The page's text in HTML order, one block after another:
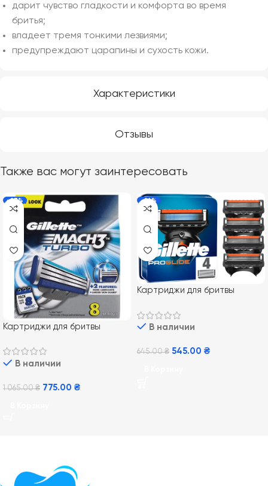
Характеристики
Отзывы
дарит чувство гладкости и комфорта во время
бритья;
владеет тремя тонкими лезвиями;
предупреждают царапины и сухость кожи.
Также вас могут заинтересовать
-27%
Картриджи для бритвы
В наличии
1 065.00₴ 775.00 ₴
-16%
Картриджи для бритвы
В наличии
645.00₴ 545.00 ₴